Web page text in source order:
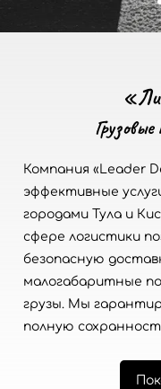
Грузовые
Компания «Leader
эффективные
городами Тула и
сфере логистики
безопасную
малогабаритные
грузы. Мы
полную